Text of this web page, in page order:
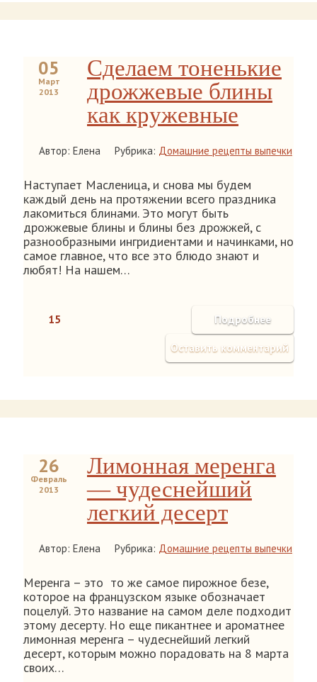
05
Март
2013
Сделаем тоненькие
дрожжевые блины
как кружевные
Автор: Елена Рубрика: Домашние рецепты выпечки
Наступает Масленица, и снова мы будем
каждый день на протяжении всего праздника
лакомиться блинами. Это могут быть
дрожжевые блины и блины без дрожжей, с
разнообразными ингридиентами и начинками, но
самое главное, что все это блюдо знают и
любят! На нашем…
15 Подробнее
Оставить комментарий
26
Февраль
2013
Лимонная меренга
— чудеснейший
легкий десерт
Автор: Елена Рубрика: Домашние рецепты выпечки
Меренга – это то же самое пирожное безе,
которое на французском языке обозначает
поцелуй. Это название на самом деле подходит
этому десерту. Но еще пикантнее и ароматнее
лимонная меренга – чудеснейший легкий
десерт, которым можно порадовать на 8 марта
своих…